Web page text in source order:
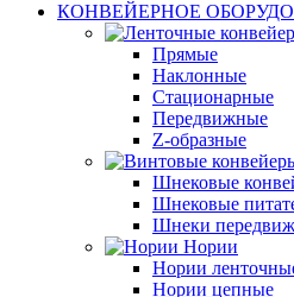
КОНВЕЙЕРНОЕ
Прямые
Наклонные
Стационарные
Передвижные
Z-образные
Шнековые
Шнековые
Шнеки
Нории
Нории
Нории цепные